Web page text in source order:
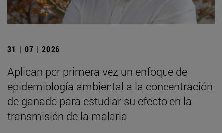
31 | 07 | 2026
Aplican por primera vez un enfoque de
epidemiología ambiental a la concentración
de ganado para estudiar su efecto en la
transmisión de la malaria